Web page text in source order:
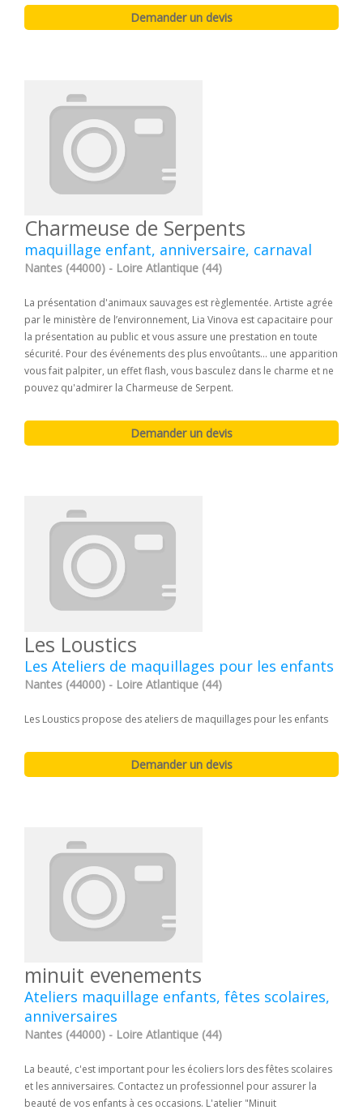
Charmeuse de Serpents
maquillage enfant, anniversaire, carnaval
Nantes (44000) - Loire Atlantique (44)
La présentation d'animaux sauvages est règlementée. Artiste agrée
par le ministère de l’environnement, Lia Vinova est capacitaire pour
la présentation au public et vous assure une prestation en toute
sécurité. Pour des événements des plus envoûtants... une apparition
vous fait palpiter, un effet flash, vous basculez dans le charme et ne
pouvez qu'admirer la Charmeuse de Serpent.
Les Loustics
Les Ateliers de maquillages pour les enfants
Nantes (44000) - Loire Atlantique (44)
Les Loustics propose des ateliers de maquillages pour les enfants
minuit evenements
Ateliers maquillage enfants, fêtes scolaires,
anniversaires
Nantes (44000) - Loire Atlantique (44)
La beauté, c'est important pour les écoliers lors des fêtes scolaires
et les anniversaires. Contactez un professionnel pour assurer la
beauté de vos enfants à ces occasions. L'atelier "Minuit